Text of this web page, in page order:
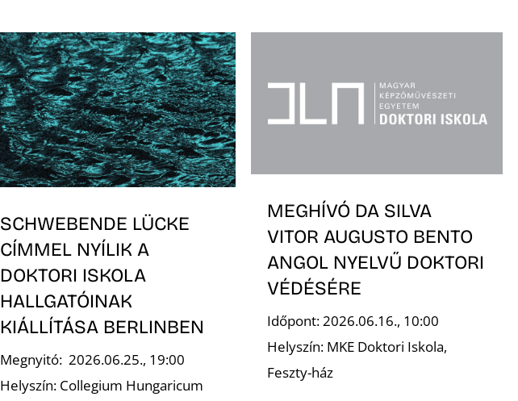
SCHWEBENDE LÜCKE
CÍMMEL NYÍLIK A
DOKTORI ISKOLA
HALLGATÓINAK
KIÁLLÍTÁSA BERLINBEN
Megnyitó: 2026.06.25., 19:00
Helyszín: Collegium Hungaricum
MEGHÍVÓ DA SILVA
VITOR AUGUSTO BENTO
ANGOL NYELVŰ DOKTORI
VÉDÉSÉRE
Időpont: 2026.06.16., 10:00
Helyszín: MKE Doktori Iskola,
Feszty-ház